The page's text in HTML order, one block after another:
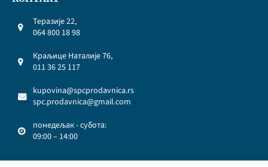
Теразије 22,
064 800 18 98
Краљице Наталије 76,
011 36 25 117
kupovina@spcprodavnica.rs
spc.prodavnica@gmail.com
понедељак - субота:
09:00 – 14:00